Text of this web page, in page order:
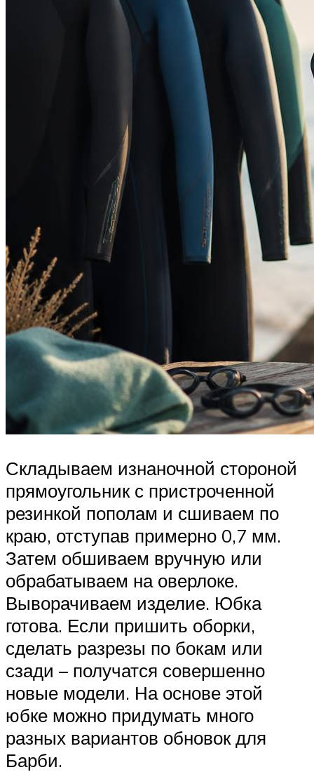
Складываем изнаночной стороной
прямоугольник с пристроченной
резинкой пополам и сшиваем по
краю, отступав примерно 0,7 мм.
Затем обшиваем вручную или
обрабатываем на оверлоке.
Выворачиваем изделие. Юбка
готова. Если пришить оборки,
сделать разрезы по бокам или
сзади – получатся совершенно
новые модели. На основе этой
юбке можно придумать много
разных вариантов обновок для
Барби.